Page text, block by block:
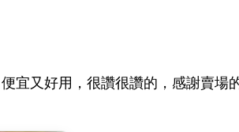
宜又好用，很讚很讚的，感謝賣